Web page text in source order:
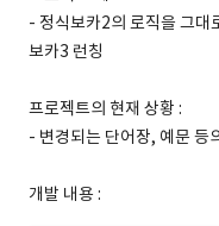
- 정식보카2의 로직을 그대
보카3 런칭
프로젝트의 현재 상황 :
- 변경되는 단어장, 예문 등
개발 내용 :